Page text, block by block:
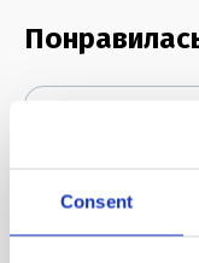
Consent